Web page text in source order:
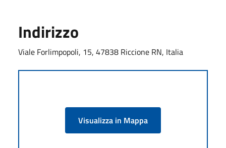
Indirizzo
Viale Forlimpopoli, 15, 47838 Riccione RN, Italia
Visualizza in Mappa